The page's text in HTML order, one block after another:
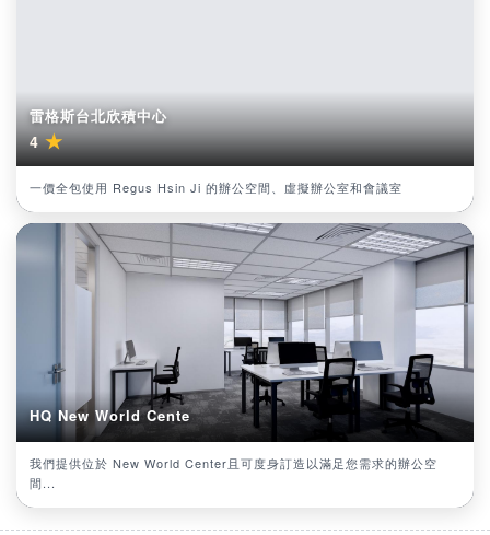
雷格斯台北欣積中心
4★
一價全包使用 Regus Hsin Ji 的辦公空間、虛擬辦公室和會議室
HQ New World Cente
我們提供位於 New World Center且可度身訂造以滿足您需求的辦公空
間...